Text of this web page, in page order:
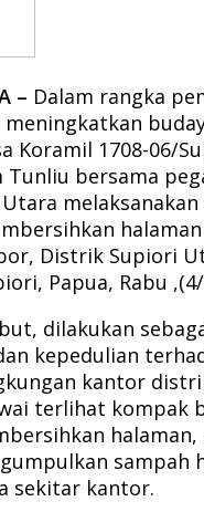
– Dalam rangka
Koramil 1708-06/
Tunliu bersama
Distrik Supiori
Papua, Rabu
dilakukan
kepedulian
kantor
terlihat kompak
sampah
sekitar kantor.